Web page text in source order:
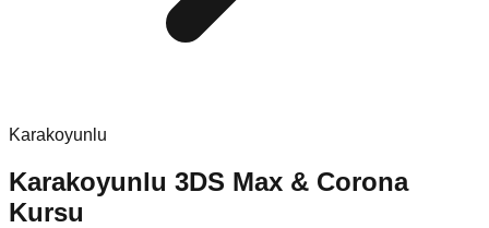
Karakoyunlu
Karakoyunlu 3DS Max & Corona
Kursu